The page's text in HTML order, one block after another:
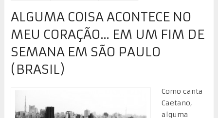
ALGUMA COISA ACONTECE NO
MEU CORAÇÃO… EM UM FIM DE
SEMANA EM SÃO PAULO
(BRASIL)
Como canta
Caetano,
alguma